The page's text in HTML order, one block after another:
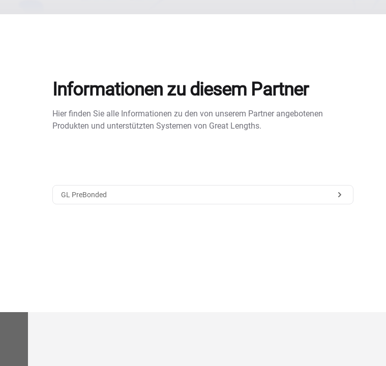
Informationen zu diesem Partner
Hier finden Sie alle Informationen zu den von unserem Partner angebotenen
Produkten und unterstützten Systemen von Great Lengths.
GL PreBonded